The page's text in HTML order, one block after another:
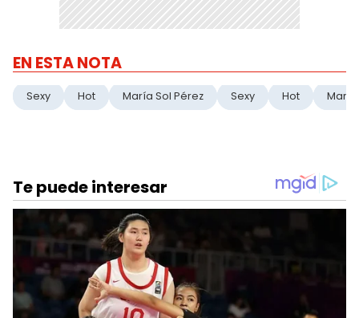
EN ESTA NOTA
Sexy Hot María Sol Pérez Sexy Hot María